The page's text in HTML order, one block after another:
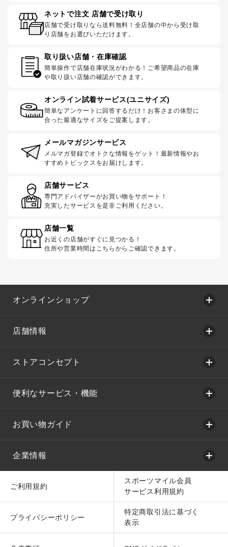
ネットで注文 店舗で受け取り
店舗で受け取りなら送料無料！全店舗の中から受け取
り店舗をお選びいただけます。
取り扱い店舗・在庫確認
簡単操作で店舗在庫状況がわかる！ご希望商品の在庫
や取り扱い店舗の確認ができます。
オンライン試着サービス(ユニサイズ)
簡単なアンケートに回答するだけ！お客さまの体型に
合った最適なサイズをご提案します。
メールマガジンサービス
メルマガ登録でオトクな情報をゲット！最新情報やお
すすめトピックスをお届けします。
店舗サービス
専門アドバイザーがお買い物をサポート！
充実したサービスを是非ご利用ください。
店舗一覧
お近くの店舗がすぐに見つかる！
住所や営業時間はこちらからご確認できます。
オンラインショップ
店舗情報
ストアコンセプト
便利なサービス・機能
お買い物ガイド
企業情報
ご利用規約
スポーツマイル会員
サービス利用規約
プライバシーポリシー
特定商取引法に基づく
表示